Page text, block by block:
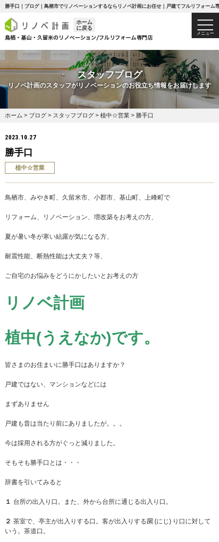
勝手口｜ブログ｜鳥栖市でリノベーションするならリノベ計画にお任せ｜戸建てフルリフォーム
ホーム
に戻る
メニュー
スタッフブログ
リノベ計画のスタッフがリノベーションのお役立ち情報をお届けします
ホーム > ブログ > スタッフブログ > 植中☆営業 > 勝手口
2023.10.27
勝手口
植中☆営業
鳥栖市、みやき町、久留米市、小郡市、基山町、上峰町で
リフォーム、リノベーション、増改築をお考えの方、
夏が暑い冬が寒い結露が気になる方、
耐震性能、断熱性能は大丈夫？等、
ご自宅のお悩みをどうにかしたいとお考えの方
リノベ計画
植中(うえなか)です。
皆さまのお住まいに勝手口はありますか？
戸建ではない、マンションなどには
まずありません
戸建も昔は当たり前にありましたが。。。
今は採用される方がぐっと減りました。
そもそも勝手口とは・・・
辞書を引いてみると
１ 台所の出入り口。また、外から台所に通じる出入り口。
２ 茶室で、亭主が出入りする口。客が出入りする躙 (にじ) り口に対して
いう。茶道口。